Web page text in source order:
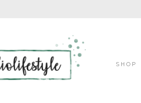
SHOP